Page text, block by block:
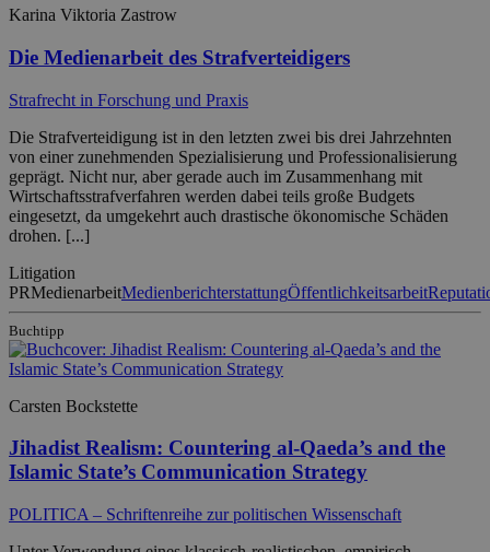
Karina Viktoria Zastrow
Die Medienarbeit des Strafverteidigers
Strafrecht in Forschung und Praxis
Die Strafverteidigung ist in den letzten zwei bis drei Jahrzehnten
von einer zunehmenden Spezialisierung und Professionalisierung
geprägt. Nicht nur, aber gerade auch im Zusammenhang mit
Wirtschaftsstrafverfahren werden dabei teils große Budgets
eingesetzt, da umgekehrt auch drastische ökonomische Schäden
drohen. [...]
Litigation
PRMedienarbeitMedienberichterstattungÖffentlichkeitsarbeit
Buchtipp
Carsten Bockstette
Jihadist Realism: Countering al-Qaeda’s and the
Islamic State’s Communication Strategy
POLITICA – Schriftenreihe zur politischen Wissenschaft